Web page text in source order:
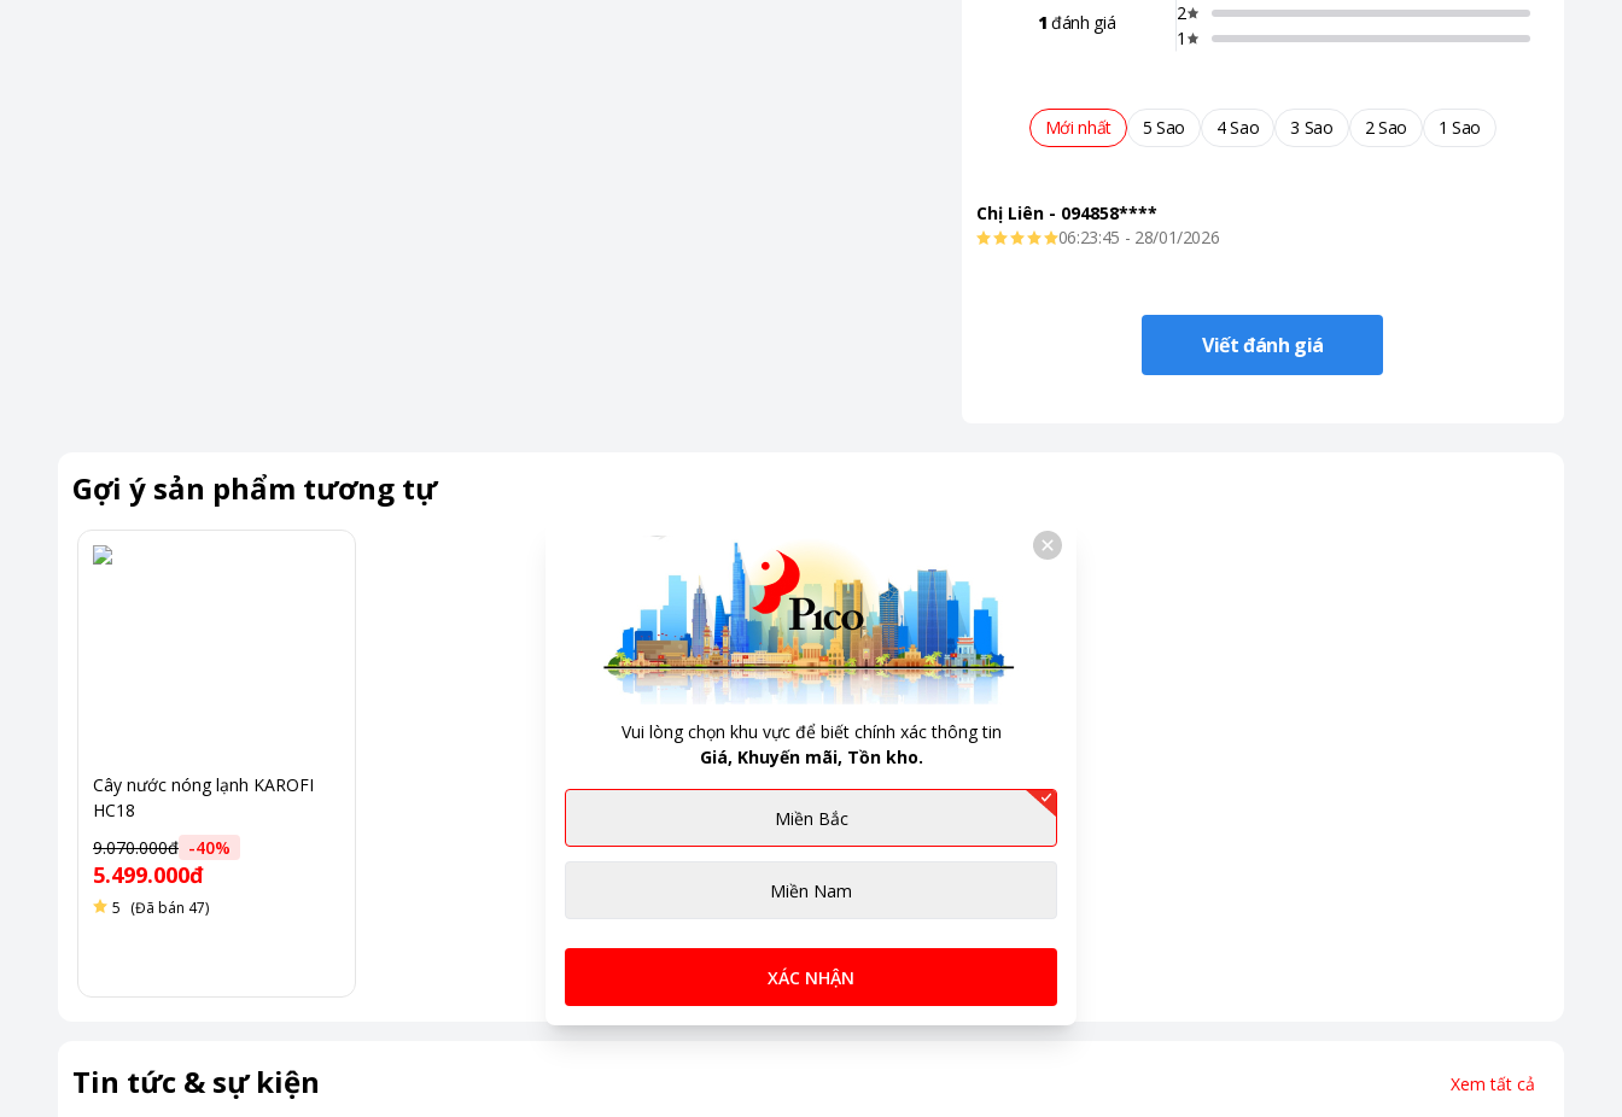
1 đánh giá
2
1
Mới nhất 5 Sao 4 Sao 3 Sao 2 Sao 1 Sao
Chị Liên- 094858****
06:23:45 - 28/01/2026
Viết đánh giá
Gợi ý sản phẩm tương tự
Cây nước nóng lạnh KAROFI
HC18
9.070.000đ -40%
5.499.000đ
5 (Đã bán 47)
Tin tức & sự kiện Xem tất cả
Vui lòng chọn khu vực để biết chính xác thông tin
Giá, Khuyến mãi, Tồn kho.
Miền Bắc
Miền Nam
XÁC NHẬN